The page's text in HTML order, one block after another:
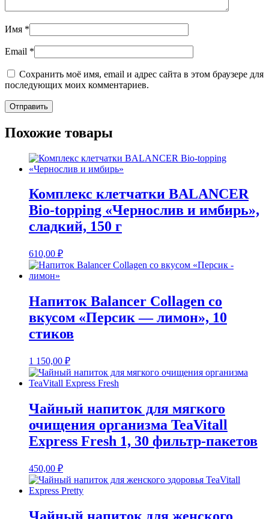
Имя *
Email *
Сохранить моё имя, email и адрес сайта в этом браузере для
последующих моих комментариев.
Похожие товары
Комплекс клетчатки BALANCER
Bio-topping «Чернослив и имбирь»,
сладкий, 150 г
610,00 ₽
Напиток Balancer Collagen со
вкусом «Персик — лимон», 10
стиков
1 150,00 ₽
Чайный напиток для мягкого
очищения организма TeaVitall
Express Fresh 1, 30 фильтр-пакетов
450,00 ₽